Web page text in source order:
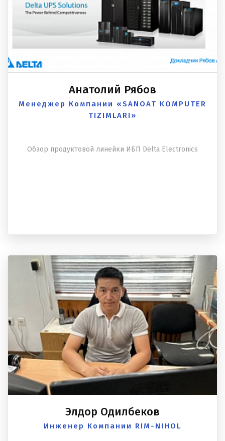
Анатолий Рябов
Менеджер Компании «SANOAT KOMPUTER
TIZIMLARI»
Обзор продуктовой линейки ИБП Delta Electronics
Элдор Одилбеков
Инженер Компании RIM-NIHOL